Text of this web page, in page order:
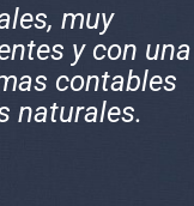
muy
y con una
contables
naturales.